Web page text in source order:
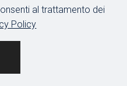
al trattamento dei
Policy